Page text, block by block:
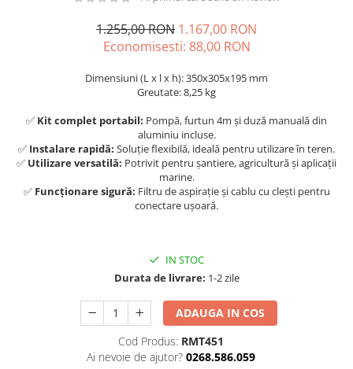
1.255,00 RON 1.167,00 RON
Economisesti: 88,00 RON
Dimensiuni (L x l x h): 350x305x195 mm
Greutate: 8,25 kg
✅ Kit complet portabil: Pompă, furtun 4m și duză manuală din
aluminiu incluse.
✅ Instalare rapidă: Soluție flexibilă, ideală pentru utilizare în teren.
✅ Utilizare versatilă: Potrivit pentru șantiere, agricultură și aplicații
marine.
✅ Funcționare sigură: Filtru de aspirație și cablu cu clești pentru
conectare ușoară.
IN STOC
Durata de livrare: 1-2 zile
ADAUGA IN COS
Cod Produs: RMT451
Ai nevoie de ajutor? 0268.586.059